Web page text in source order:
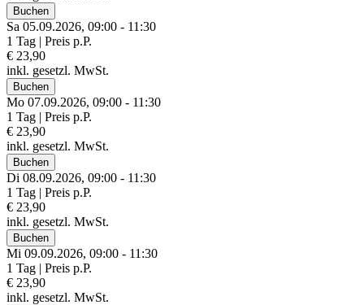
Buchen
Sa 05.09.2026, 09:00 - 11:30
1 Tag | Preis p.P.
€ 23,90
inkl. gesetzl. MwSt.
Buchen
Mo 07.09.2026, 09:00 - 11:30
1 Tag | Preis p.P.
€ 23,90
inkl. gesetzl. MwSt.
Buchen
Di 08.09.2026, 09:00 - 11:30
1 Tag | Preis p.P.
€ 23,90
inkl. gesetzl. MwSt.
Buchen
Mi 09.09.2026, 09:00 - 11:30
1 Tag | Preis p.P.
€ 23,90
inkl. gesetzl. MwSt.